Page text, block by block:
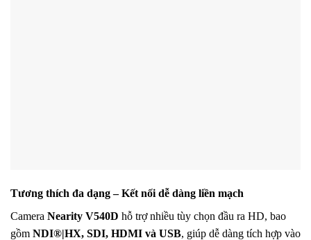
Tương thích đa dạng – Kết nối dễ dàng liền mạch
Camera Nearity V540D hỗ trợ nhiều tùy chọn đầu ra HD, bao
gồm NDI®|HX, SDI, HDMI và USB, giúp dễ dàng tích hợp vào